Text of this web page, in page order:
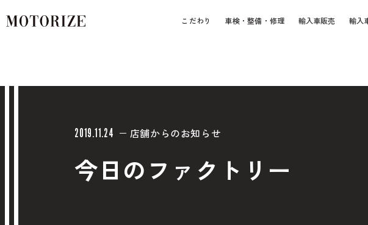
こだわり 車検・整備・修理 輸入車販売 輸入
Phone
Contact Form
2019.11.24 店舗からのお知らせ
今日のファクトリー